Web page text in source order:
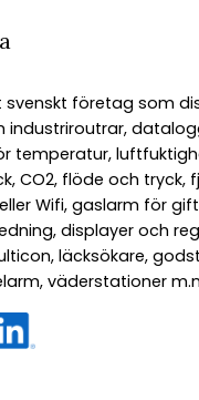
företag som
industriroutrar,
temperatur,
CO2, flöde och tryck,
eller Wifi, gaslarm för
displayer och
läcksökare,
väderstationer